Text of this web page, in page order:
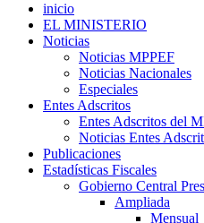
inicio
EL MINISTERIO
Noticias
Noticias MPPEF
Noticias Nacionales
Especiales
Entes Adscritos
Entes Adscritos del
Noticias Entes
Publicaciones
Estadísticas Fiscales
Gobierno Central
Ampliada
Mensual